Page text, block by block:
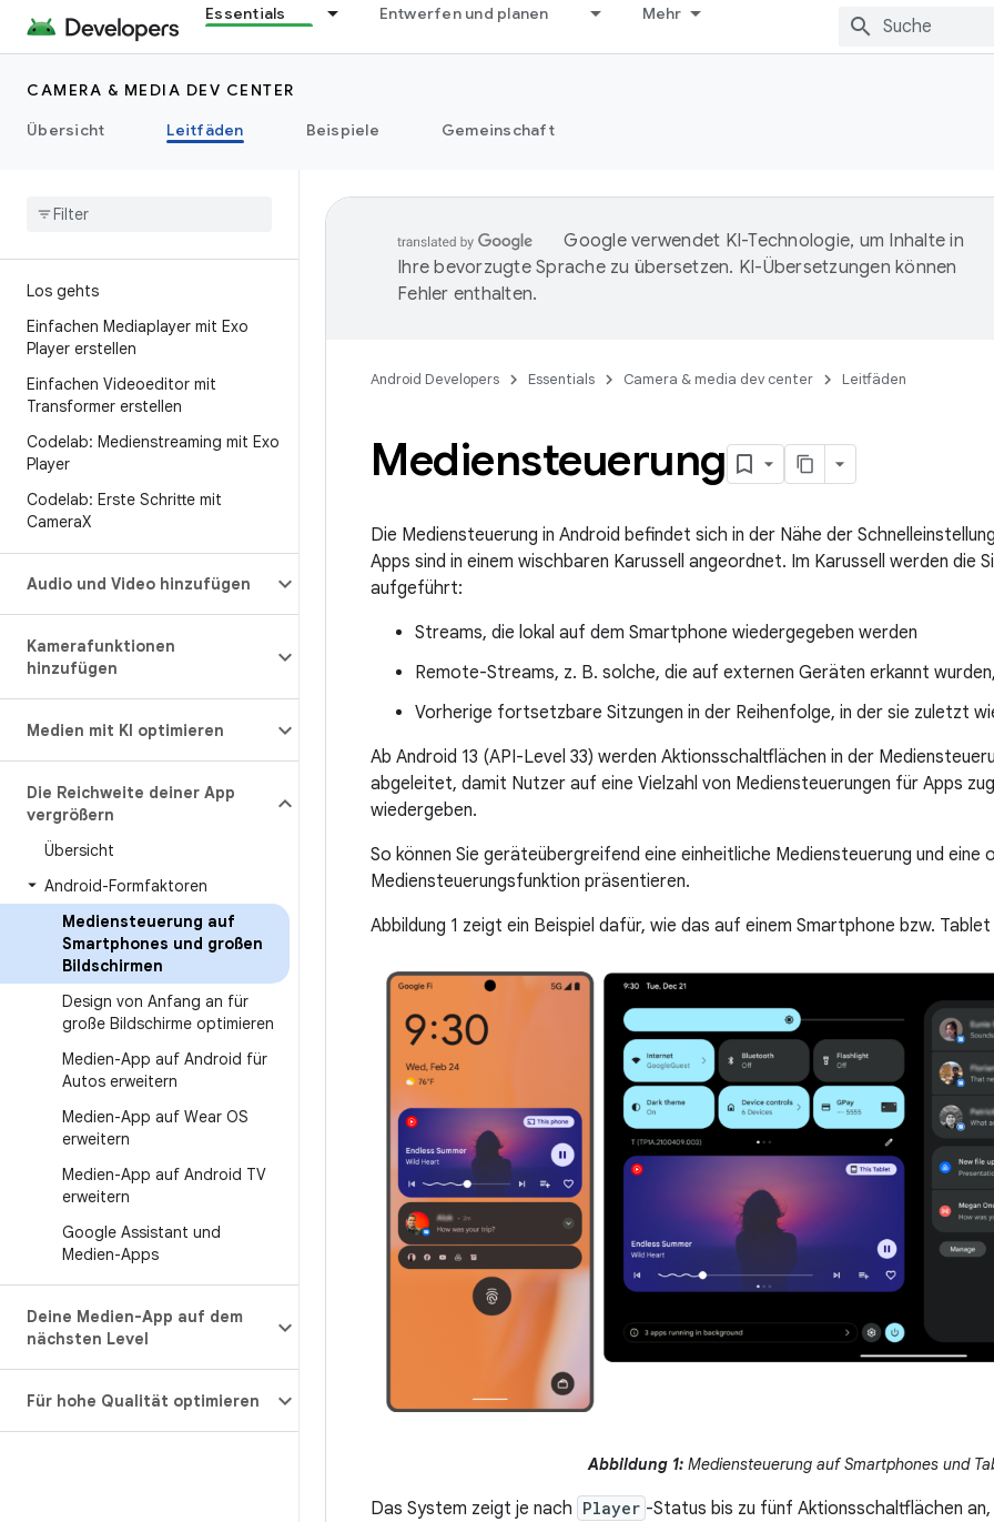
Essentials Entwerfen und planen Mehr
CAMERA & MEDIA DEV CENTER
Übersicht
Leitfäden Beispiele Gemeinschaft
Los gehts
Einfachen Mediaplayer mit Exo
Player erstellen
Einfachen Videoeditor mit
Transformer erstellen
Codelab: Medienstreaming mit Exo
Player
Codelab: Erste Schritte mit
CameraX
Audio und Video hinzufügen
Kamerafunktionen
hinzufügen
Medien mit KI optimieren
Die Reichweite deiner App
vergrößern
Übersicht
Android-Formfaktoren
Mediensteuerung auf
Smartphones und großen
Bildschirmen
Design von Anfang an für
große Bildschirme optimieren
Medien-App auf Android für
Autos erweitern
Medien-App auf Wear OS
erweitern
Medien-App auf Android TV
erweitern
Google Assistant und
Medien-Apps
Deine Medien-App auf dem
nächsten Level
Für hohe Qualität optimieren
Google verwendet KI-Technologie, um Inhalte in
Ihre bevorzugte Sprache zu übersetzen. KI-Übersetzungen können
Fehler enthalten.
Android Developers Essentials Camera & media dev center Leitfäden
Mediensteuerung
Die Mediensteuerung in Android befindet sich in der Nähe der
Apps sind in einem wischbaren Karussell angeordnet. Im Karussell werden die
aufgeführt:
Streams, die lokal auf dem Smartphone wiedergegeben werden
Remote-Streams, z. B. solche, die auf externen Geräten erkannt
Vorherige fortsetzbare Sitzungen in der Reihenfolge, in der sie zuletzt
Ab Android 13 (API-Level 33) werden Aktionsschaltflächen in der
abgeleitet, damit Nutzer auf eine Vielzahl von Mediensteuerungen für Apps
wiedergeben.
So können Sie geräteübergreifend eine einheitliche Mediensteuerung und eine
Mediensteuerungsfunktion präsentieren.
Abbildung 1 zeigt ein Beispiel dafür, wie das auf einem Smartphone bzw.
Abbildung 1: Mediensteuerung auf Smartphones und
Das System zeigt je nach Player -Status bis zu fünf Aktionsschaltflächen